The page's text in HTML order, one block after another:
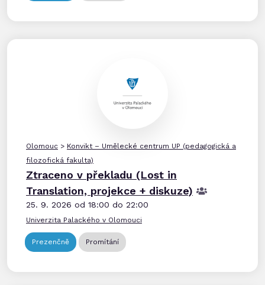
Olomouc > Konvikt – Umělecké centrum UP (pedagogická a
filozofická fakulta)
Ztraceno v překladu (Lost in
Translation, projekce + diskuze)
25. 9. 2026 od 18:00 do 22:00
Univerzita Palackého v Olomouci
Prezenčně Promítání